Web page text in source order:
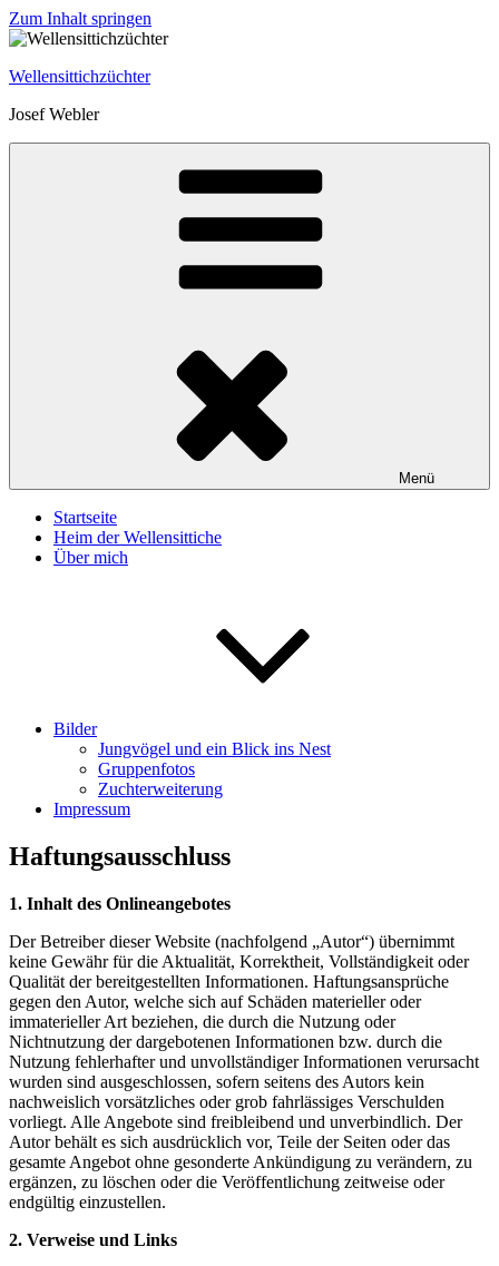
Zum Inhalt springen
Wellensittichzüchter
Josef Webler
Menü
Startseite
Heim der Wellensittiche
Über mich
Bilder
Jungvögel und ein Blick ins Nest
Gruppenfotos
Zuchterweiterung
Impressum
Haftungsausschluss
1. Inhalt des Onlineangebotes
Der Betreiber dieser Website (nachfolgend „Autor“) übernimmt
keine Gewähr für die Aktualität, Korrektheit, Vollständigkeit oder
Qualität der bereitgestellten Informationen. Haftungsansprüche
gegen den Autor, welche sich auf Schäden materieller oder
immaterieller Art beziehen, die durch die Nutzung oder
Nichtnutzung der dargebotenen Informationen bzw. durch die
Nutzung fehlerhafter und unvollständiger Informationen verursacht
wurden sind ausgeschlossen, sofern seitens des Autors kein
nachweislich vorsätzliches oder grob fahrlässiges Verschulden
vorliegt. Alle Angebote sind freibleibend und unverbindlich. Der
Autor behält es sich ausdrücklich vor, Teile der Seiten oder das
gesamte Angebot ohne gesonderte Ankündigung zu verändern, zu
ergänzen, zu löschen oder die Veröffentlichung zeitweise oder
endgültig einzustellen.
2. Verweise und Links